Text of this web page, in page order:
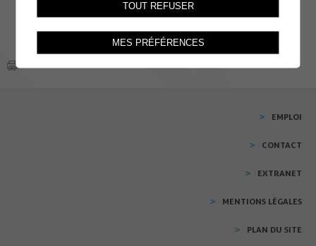
EMPLOI
CONTACT
EXTRANET
MENTIONS LÉGALES
PLAN DU SITE
TOUT REFUSER
MES PRÉFÉRENCES